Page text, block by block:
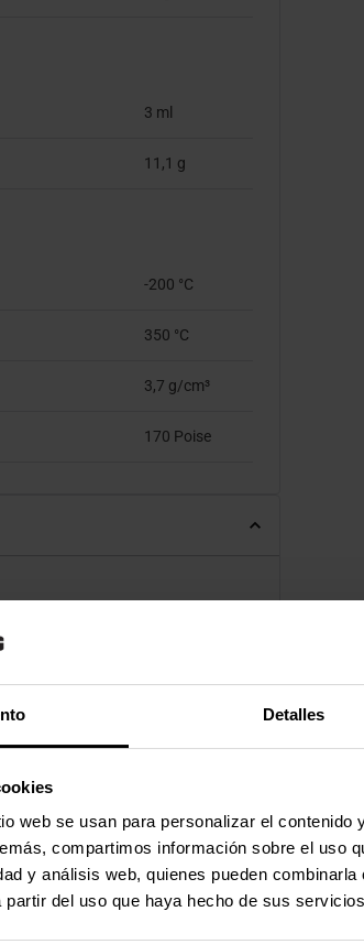
Detalles
web se usan para personalizar el
compartimos información sobre el uso
y análisis web, quienes pueden
partir del uso que haya hecho de sus
3 ml
11,1 g
-200 °C
350 °C
3,7 g/cm³
170 Poise